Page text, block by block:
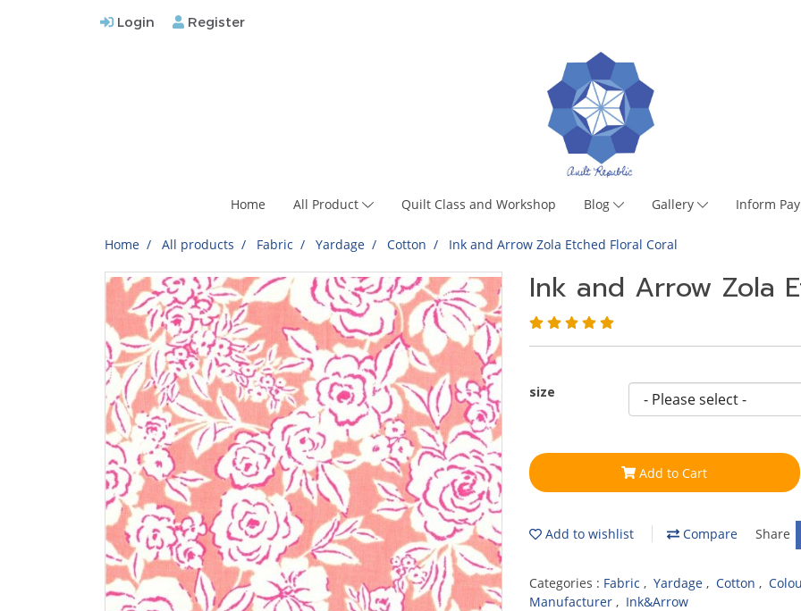
Login Register
Home All Product Quilt Class and Workshop Blog Gallery Inform
Home All products Fabric Yardage Cotton Ink and Arrow Zola Etched Floral Coral
Ink and Arrow Zola
size
Add to Cart
Add to wishlist Compare Share
Categories : Fabric , Yardage , Cotton ,
Manufacturer , Ink&Arrow